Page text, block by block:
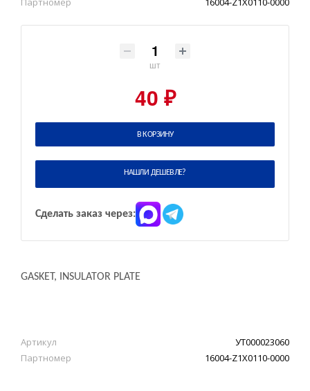
шт
40 ₽
В КОРЗИНУ
НАШЛИ ДЕШЕВЛЕ?
Сделать заказ через:
GASKET, INSULATOR PLATE
Артикул
УТ000023060
Партномер
16004-Z1X0110-0000